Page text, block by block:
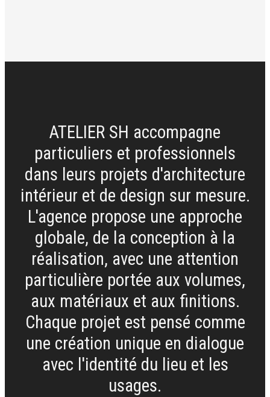
ATELIER SH accompagne
particuliers et professionnels
dans leurs projets d'architecture
intérieur et de design sur mesure.
L'agence propose une approche
globale, de la conception à la
réalisation, avec une attention
particulière portée aux volumes,
aux matériaux et aux finitions.
Chaque projet est pensé comme
une création unique en dialogue
avec l'identité du lieu et les
usages.